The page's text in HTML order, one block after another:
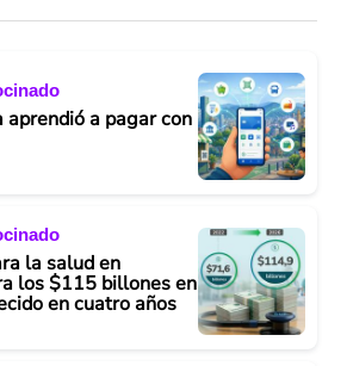
aprendió a pagar con
la salud en
los $115 billones en
en cuatro años